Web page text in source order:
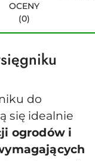
OCENY
(0)
do
się idealnie
ogrodów i